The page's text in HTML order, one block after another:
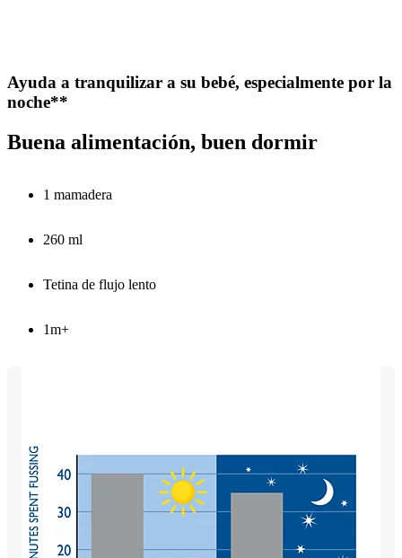
Ayuda a tranquilizar a su bebé, especialmente por la
noche**
Buena alimentación, buen dormir
1 mamadera
260 ml
Tetina de flujo lento
1m+